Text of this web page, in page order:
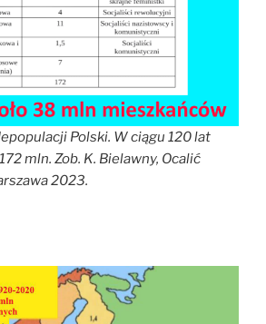
Polski. W ciągu 120 lat
mln. Zob. K. Bielawny, Ocalić
2023.